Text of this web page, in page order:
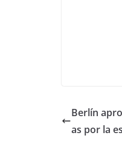
Berlín
as por la